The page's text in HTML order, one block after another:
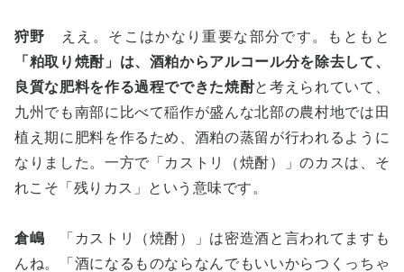
狩野
ええ。そこはかなり重要な部分です。もともと
「粕取り焼酎」は、酒粕からアルコール分を除去して、
良質な肥料を作る過程でできた焼酎と考えられていて、
九州でも南部に比べて稲作が盛んな北部の農村地では田
植え期に肥料を作るため、酒粕の蒸留が行われるように
なりました。一方で「カストリ（焼酎）」のカスは、そ
れこそ「残りカス」という意味です。
倉嶋 「カストリ（焼酎）」は密造酒と言われてますも
んね。「酒になるものならなんでもいいからつくっちゃ